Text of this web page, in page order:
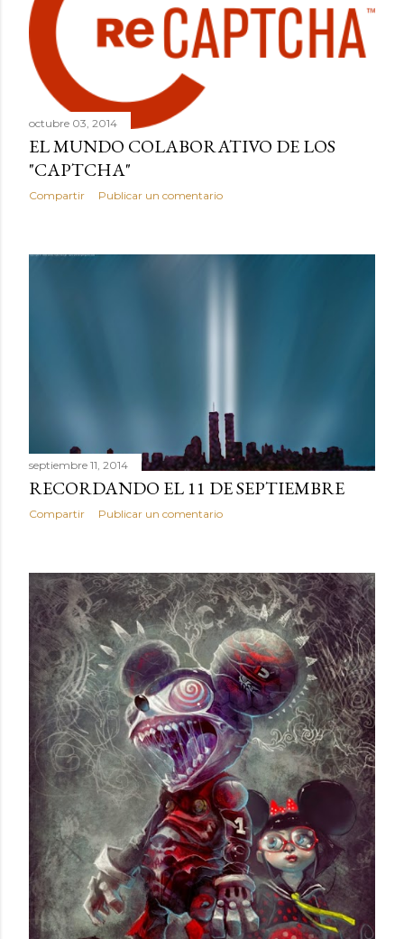
octubre 03, 2014
EL MUNDO COLABORATIVO DE LOS
"CAPTCHA"
Compartir Publicar un comentario
septiembre 11, 2014
RECORDANDO EL 11 DE SEPTIEMBRE
Compartir Publicar un comentario